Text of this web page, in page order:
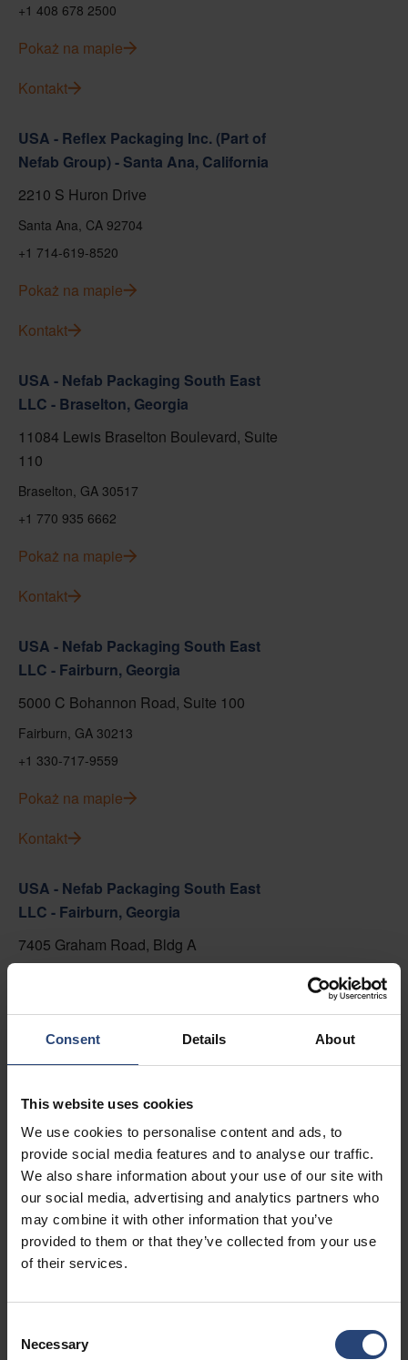
Consent Details About
This website uses cookies
We use cookies to personalise content and ads, to
provide social media features and to analyse our traffic.
We also share information about your use of our site with
our social media, advertising and analytics partners who
may combine it with other information that you’ve
provided to them or that they’ve collected from your use
of their services.
Selection
Necessary
+1 408 678 2500
Pokaż na mapie
Kontakt
USA - Reflex Packaging Inc. (Part of
Nefab Group) - Santa Ana, California
2210 S Huron Drive
Santa Ana, CA 92704
+1 714-619-8520
Pokaż na mapie
Kontakt
USA - Nefab Packaging South East
LLC - Braselton, Georgia
11084 Lewis Braselton Boulevard, Suite
110
Braselton, GA 30517
+1 770 935 6662
Pokaż na mapie
Kontakt
USA - Nefab Packaging South East
LLC - Fairburn, Georgia
5000 C Bohannon Road, Suite 100
Fairburn, GA 30213
+1 330-717-9559
Pokaż na mapie
Kontakt
USA - Nefab Packaging South East
LLC - Fairburn, Georgia
7405 Graham Road, Bldg A
Pokaż na mapie
USA - Nefab Packaging North LLC -
Illinois
1539 Hunter Rd
Hanover Park, IL 60133
+1 630-451-5345 x50103